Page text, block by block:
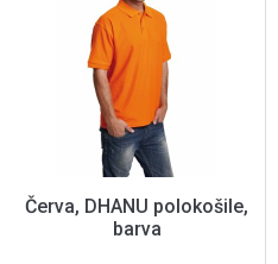
Červa, DHANU polokošile,
barva